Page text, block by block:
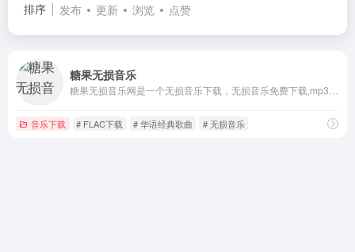
排序 发布 更新 浏览 点赞
糖果无损音乐
音乐下载 # FLAC下载 # 华语经典歌曲 # 无损音乐